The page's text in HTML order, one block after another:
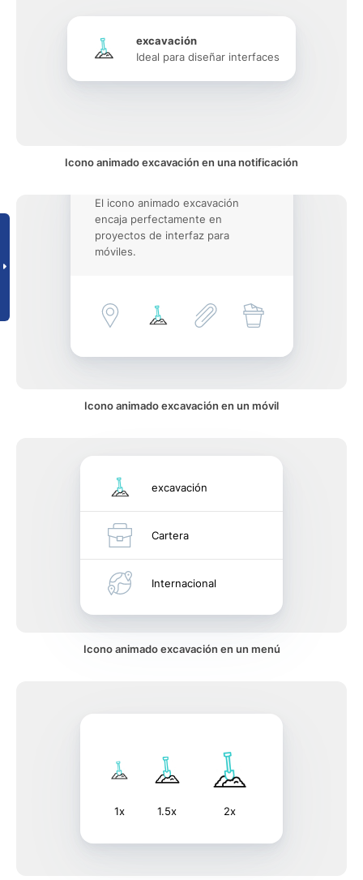
excavación
Ideal para diseñar interfaces
Icono animado excavación en una notificación
El icono animado excavación
encaja perfectamente en
proyectos de interfaz para
móviles.
Icono animado excavación en un móvil
excavación
Cartera
Internacional
Icono animado excavación en un menú
1x 1.5x 2x